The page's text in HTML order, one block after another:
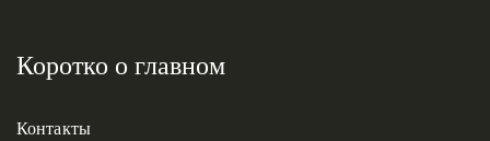
Коротко о главном
Контакты